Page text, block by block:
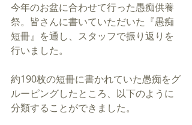
今年のお盆に合わせて行った愚痴供養
祭。皆さんに書いていただいた『愚痴
短冊』を通し、スタッフで振り返りを
行いました。
約190枚の短冊に書かれていた愚痴をグ
ルーピングしたところ、以下のように
分類することができました。